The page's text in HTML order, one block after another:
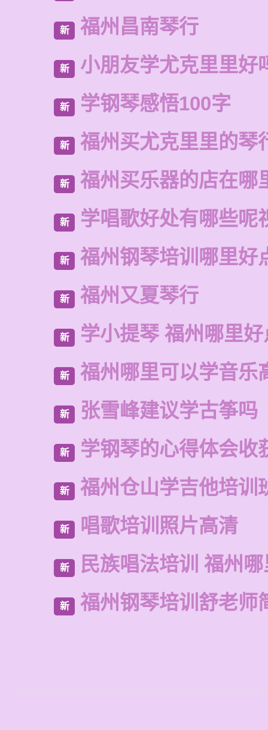
新 福州昌南琴行
新 小朋友学尤克里里好
新 学钢琴感悟100字
新 福州买尤克里里的琴
新 福州买乐器的店在哪
新 学唱歌好处有哪些呢
新 福州钢琴培训哪里好
新 福州又夏琴行
新 学小提琴 福州哪里
新 福州哪里可以学音乐
新 张雪峰建议学古筝吗
新 学钢琴的心得体会收
新 福州仓山学吉他培训
新 唱歌培训照片高清
新 民族唱法培训 福州
新 福州钢琴培训舒老师